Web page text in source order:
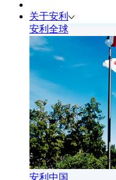
关于安利
安利全球
安利中国